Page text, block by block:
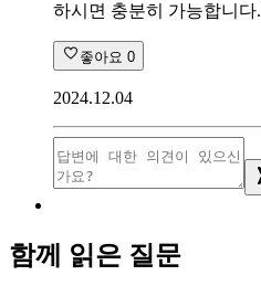
하시면 충분히 가능합니다.
좋아요 0
2024.12.04
함께 읽은 질문